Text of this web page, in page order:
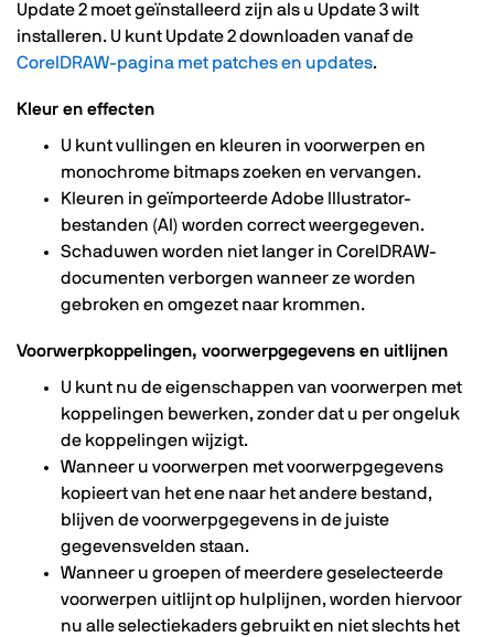
Update 2 moet geïnstalleerd zijn als u Update 3 wilt
installeren. U kunt Update 2 downloaden vanaf de
CorelDRAW-pagina met patches en updates.
Kleur en effecten
U kunt vullingen en kleuren in voorwerpen en
monochrome bitmaps zoeken en vervangen.
Kleuren in geïmporteerde Adobe Illustrator-
bestanden (AI) worden correct weergegeven.
Schaduwen worden niet langer in CorelDRAW-
documenten verborgen wanneer ze worden
gebroken en omgezet naar krommen.
Voorwerpkoppelingen, voorwerpgegevens en uitlijnen
U kunt nu de eigenschappen van voorwerpen met
koppelingen bewerken, zonder dat u per ongeluk
de koppelingen wijzigt.
Wanneer u voorwerpen met voorwerpgegevens
kopieert van het ene naar het andere bestand,
blijven de voorwerpgegevens in de juiste
gegevensvelden staan.
Wanneer u groepen of meerdere geselecteerde
voorwerpen uitlijnt op hulplijnen, worden hiervoor
nu alle selectiekaders gebruikt en niet slechts het